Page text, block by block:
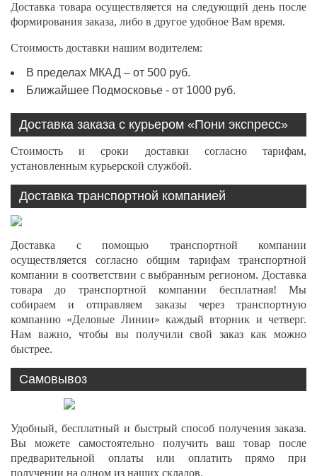
Доставка товара осуществляется на следующий день после
формирования заказа, либо в другое удобное Вам время.
Стоимость доставки нашим водителем:
В пределах МКАД – от 500 руб.
Ближайшее Подмосковье - от 1000 руб.
Доставка заказа с курьером «Пони экспресс»
Стоимость и сроки доставки согласно тарифам,
установленным курьерской службой.
Доставка транспортной компанией
Доставка с помощью транспортной компании
осуществляется согласно общим тарифам транспортной
компании в соответствии с выбранным регионом. Доставка
товара до транспортной компании бесплатная! Мы
собираем и отправляем заказы через транспортную
компанию «Деловые Линии» каждый вторник и четверг.
Нам важно, чтобы вы получили свой заказ как можно
быстрее.
Самовывоз
Удобный, бесплатный и быстрый способ получения заказа.
Вы можете самостоятельно получить ваш товар после
предварительной оплаты или оплатить прямо при
получении на одном из наших складов.